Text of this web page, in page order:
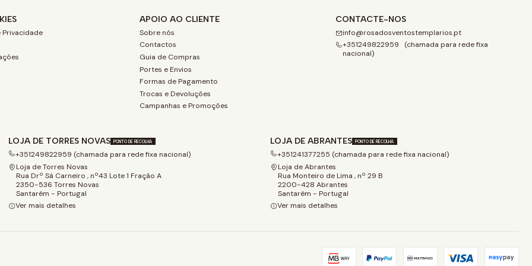
Privacidade
APOIO AO CLIENTE
Sobre nós
Contactos
Guia de Compras
Portes e Envios
Formas de Pagamento
Trocas e Devoluções
Campanhas e Promoções
CONTACTE-NOS
info@rosadosventostemplarios.pt
+351249822959 (chamada para rede fixa
nacional)
LOJA DE TORRES NOVAS PONTO DE RECOLHA
+351249822959 (chamada para rede fixa nacional)
Loja de Torres Novas
Rua Drº Sá Carneiro , nº43 Lote 1 Fração A
2350-536 Torres Novas
Santarém - Portugal
Ver mais detalhes
LOJA DE ABRANTES PONTO DE RECOLHA
+351241377255 (chamada para rede fixa nacional)
Loja de Abrantes
Rua Monteiro de Lima , nº 29 B
2200-428 Abrantes
Santarém - Portugal
Ver mais detalhes